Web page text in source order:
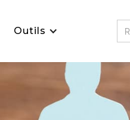
Outils